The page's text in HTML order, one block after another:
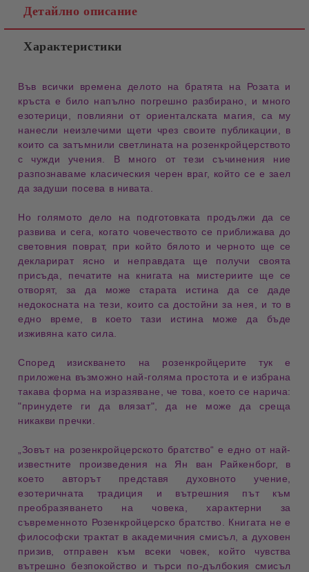
Детайлно описание
Характеристики
Във всички времена делото на братята на Розата
кръста
езотерици
, повлияни от ориенталската магия, са му
нанесли неизлечими щети чрез своите публикации, в
които са затъмнили светлината на розенкройцерството
с чужди учения. В много от тези съчинения ние
разпознаваме класическия черен враг, който се е заел
да задуши посева в нивата.
Но голямото дело на подготовката
продължи да се
световния поврат, при който бялото и черното ще се
декларират ясно и неправдата ще получи своята
присъда, печатите на книгата на мистериите ще се
отворят, за да може старата истина да се даде
недокосната на тези, които са достойни за нея, и то в
едно време, в което тази истина може да бъде
изживяна като сила
Според изискването на розенкройцерите
тук е
приложена възможно най-голяма простота и е избрана
такава форма на изразяване, че това, което се нарича:
"принудете ги да влязат", да не може да среща
никакви пречки
„Зовът на розенкройцерското братство“ е едно от най-
известните произведения на Ян ван Райкенборг, в
което авторът представя духовното учение
езотеричната традиция и вътрешния път към
преобразяването на човека
, характерни за
съвременното Розенкройцерско братство. Книгата не е
философски трактат в академичния смисъл, а духовен
призив , отправен към всеки човек, който чувства
вътрешно безпокойство и търси по-дълбокия смисъл